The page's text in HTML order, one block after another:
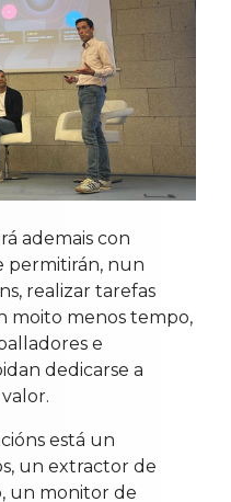
ademais con
permitirán, nun
realizar tarefas
moito menos tempo,
e
dedicarse a
está un
un extractor de
un monitor de